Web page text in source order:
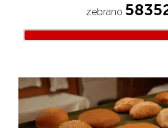
zebrano